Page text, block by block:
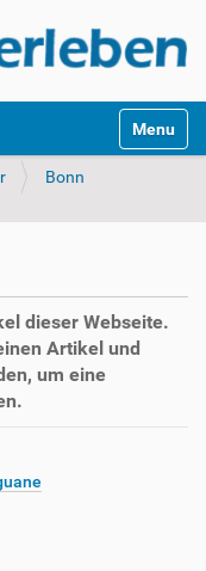
Toggle
Bonn
dieser Webseite.
Artikel und
um eine